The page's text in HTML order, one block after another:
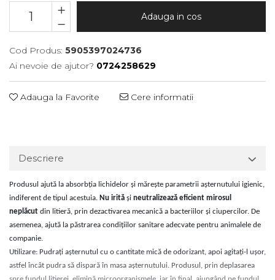
Adauga in cos
Cod Produs: 5905397024736
Ai nevoie de ajutor? 0724258629
Adauga la Favorite Cere informatii
Descriere
Produsul ajută la absorbția lichidelor și mărește parametrii așternutului igienic,
indiferent de tipul acestuia. Nu irită și neutralizează eficient mirosul
neplăcut din litieră, prin dezactivarea mecanică a bacteriilor și ciupercilor. De
asemenea, ajută la păstrarea condițiilor sanitare adecvate pentru animalele de
companie.
Utilizare: Pudrați așternutul cu o cantitate mică de odorizant, apoi agitați-l ușor,
astfel încât pudra să dispară în masa așternutului. Produsul, prin deplasarea